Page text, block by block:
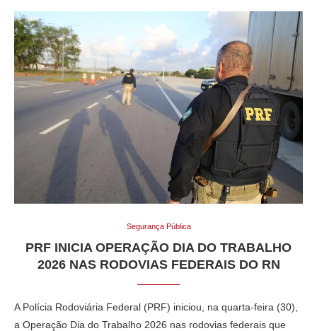
Segurança Pública
PRF INICIA OPERAÇÃO DIA DO TRABALHO
2026 NAS RODOVIAS FEDERAIS DO RN
A Polícia Rodoviária Federal (PRF) iniciou, na quarta-feira (30),
a Operação Dia do Trabalho 2026 nas rodovias federais que